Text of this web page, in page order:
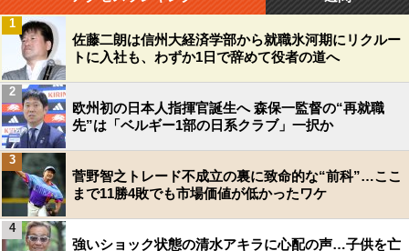
佐藤二朗は信州大経済学部から就職氷河期にリクルー
トに入社も、わずか1日で辞めて役者の道へ
1
欧州初の日本人指揮官誕生へ 森保一監督の“再就職
先”は「ベルギー1部の日系クラブ」一択か
2
菅野智之トレード不成立の裏に致命的な“前科”…ここ
まで11勝4敗でも市場価値が低かったワケ
3
強いショック状態の清水アキラに心配の声…子供を亡
4